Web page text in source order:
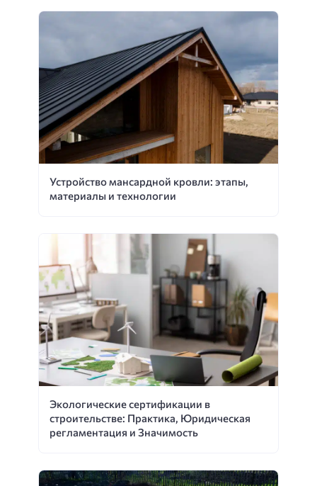
Устройство мансардной кровли: этапы,
материалы и технологии
Экологические сертификации в
строительстве: Практика, Юридическая
регламентация и Значимость